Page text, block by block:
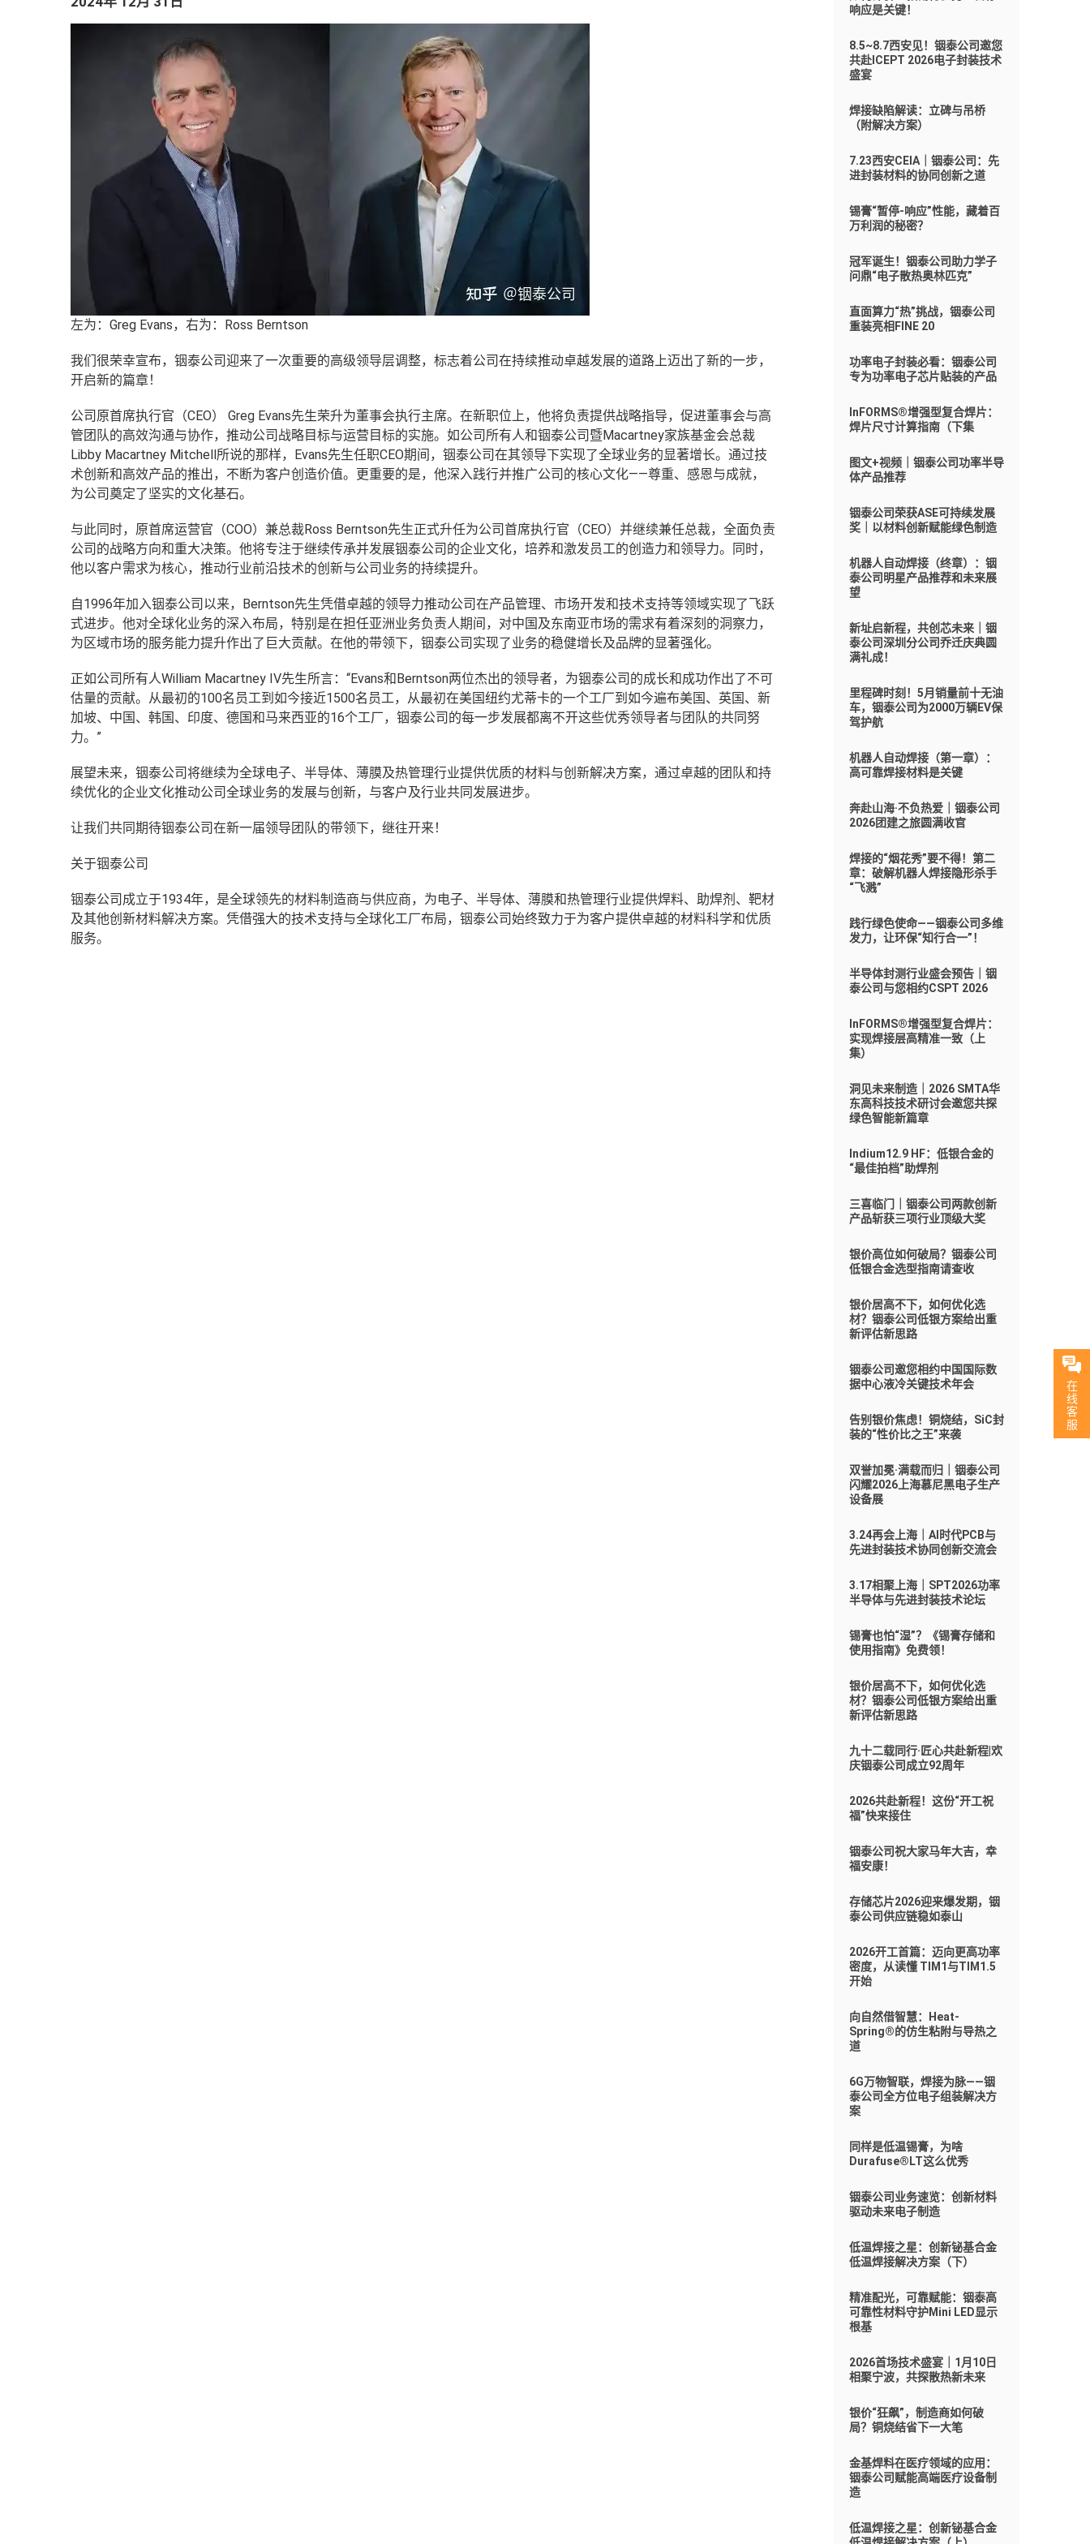
在
线
客
服
左为：Greg Evans，右为：Ross Berntson
我们很荣幸宣布，铟泰公司迎来了一次重要的高级领导层调整，标志着公司在持续推动卓越发展的道路上迈出了新的一步，
开启新的篇章！
公司原首席执行官（CEO） Greg Evans先生荣升为董事会执行主席。在新职位上，他将负责提供战略指导，促进董事会与高
管团队的高效沟通与协作，推动公司战略目标与运营目标的实施。如公司所有人和铟泰公司暨Macartney家族基金会总裁
Libby Macartney Mitchell所说的那样，Evans先生任职CEO期间，铟泰公司在其领导下实现了全球业务的显著增长。通过技
术创新和高效产品的推出，不断为客户创造价值。更重要的是，他深入践行并推广公司的核心文化——尊重、感恩与成就，
为公司奠定了坚实的文化基石。
与此同时，原首席运营官（COO）兼总裁Ross Berntson先生正式升任为公司首席执行官（CEO）并继续兼任总裁，全面负责
公司的战略方向和重大决策。他将专注于继续传承并发展铟泰公司的企业文化，培养和激发员工的创造力和领导力。同时，
他以客户需求为核心，推动行业前沿技术的创新与公司业务的持续提升。
自1996年加入铟泰公司以来，Berntson先生凭借卓越的领导力推动公司在产品管理、市场开发和技术支持等领域实现了飞跃
式进步。他对全球化业务的深入布局，特别是在担任亚洲业务负责人期间，对中国及东南亚市场的需求有着深刻的洞察力，
为区域市场的服务能力提升作出了巨大贡献。在他的带领下，铟泰公司实现了业务的稳健增长及品牌的显著强化。
正如公司所有人William Macartney IV先生所言：“Evans和Berntson两位杰出的领导者，为铟泰公司的成长和成功作出了不可
估量的贡献。从最初的100名员工到如今接近1500名员工，从最初在美国纽约尤蒂卡的一个工厂到如今遍布美国、英国、新
加坡、中国、韩国、印度、德国和马来西亚的16个工厂，铟泰公司的每一步发展都离不开这些优秀领导者与团队的共同努
力。”
展望未来，铟泰公司将继续为全球电子、半导体、薄膜及热管理行业提供优质的材料与创新解决方案，通过卓越的团队和持
续优化的企业文化推动公司全球业务的发展与创新，与客户及行业共同发展进步。
让我们共同期待铟泰公司在新一届领导团队的带领下，继往开来！
关于铟泰公司
铟泰公司成立于1934年，是全球领先的材料制造商与供应商，为电子、半导体、薄膜和热管理行业提供焊料、助焊剂、靶材
及其他创新材料解决方案。凭借强大的技术支持与全球化工厂布局，铟泰公司始终致力于为客户提供卓越的材料科学和优质
服务。
响应是关键！
8.5~8.7西安见！铟泰公司邀您
共赴ICEPT 2026电子封装技术
盛宴
焊接缺陷解读：立碑与吊桥
（附解决方案）
7.23西安CEIA｜铟泰公司：先
进封装材料的协同创新之道
锡膏“暂停-响应”性能，藏着百
万利润的秘密？
冠军诞生！铟泰公司助力学子
问鼎“电子散热奥林匹克”
直面算力“热”挑战，铟泰公司
重装亮相FINE 20
功率电子封装必看：铟泰公司
专为功率电子芯片贴装的产品
InFORMS®增强型复合焊片：
焊片尺寸计算指南（下集
图文+视频｜铟泰公司功率半导
体产品推荐
铟泰公司荣获ASE可持续发展
奖｜以材料创新赋能绿色制造
机器人自动焊接（终章）：铟
泰公司明星产品推荐和未来展
望
新址启新程，共创芯未来｜铟
泰公司深圳分公司乔迁庆典圆
满礼成！
里程碑时刻！5月销量前十无油
车，铟泰公司为2000万辆EV保
驾护航
机器人自动焊接（第一章）：
高可靠焊接材料是关键
奔赴山海·不负热爱｜铟泰公司
2026团建之旅圆满收官
焊接的“烟花秀”要不得！第二
章：破解机器人焊接隐形杀手
“飞溅”
践行绿色使命——铟泰公司多维
发力，让环保“知行合一”！
半导体封测行业盛会预告｜铟
泰公司与您相约CSPT 2026
InFORMS®增强型复合焊片：
实现焊接层高精准一致（上
集）
洞见未来制造｜2026 SMTA华
东高科技技术研讨会邀您共探
绿色智能新篇章
Indium12.9 HF：低银合金的
“最佳拍档”助焊剂
三喜临门｜铟泰公司两款创新
产品斩获三项行业顶级大奖
银价高位如何破局？铟泰公司
低银合金选型指南请查收
银价居高不下，如何优化选
材？铟泰公司低银方案给出重
新评估新思路
铟泰公司邀您相约中国国际数
据中心液冷关键技术年会
告别银价焦虑！铜烧结，SiC封
装的“性价比之王”来袭
双誉加冕·满载而归｜铟泰公司
闪耀2026上海慕尼黑电子生产
设备展
3.24再会上海｜AI时代PCB与
先进封装技术协同创新交流会
3.17相聚上海｜SPT2026功率
半导体与先进封装技术论坛
锡膏也怕“湿”？《锡膏存储和
使用指南》免费领！
银价居高不下，如何优化选
材？铟泰公司低银方案给出重
新评估新思路
九十二载同行·匠心共赴新程|欢
庆铟泰公司成立92周年
2026共赴新程！这份“开工祝
福”快来接住
铟泰公司祝大家马年大吉，幸
福安康！
存储芯片2026迎来爆发期，铟
泰公司供应链稳如泰山
2026开工首篇：迈向更高功率
密度，从读懂 TIM1与TIM1.5
开始
向自然借智慧：Heat-
Spring®的仿生粘附与导热之
道
6G万物智联，焊接为脉——铟
泰公司全方位电子组装解决方
案
同样是低温锡膏，为啥
Durafuse®LT这么优秀
铟泰公司业务速览：创新材料
驱动未来电子制造
低温焊接之星：创新铋基合金
低温焊接解决方案（下）
精准配光，可靠赋能：铟泰高
可靠性材料守护Mini LED显示
根基
2026首场技术盛宴｜1月10日
相聚宁波，共探散热新未来
银价“狂飙”，制造商如何破
局？铜烧结省下一大笔
金基焊料在医疗领域的应用：
铟泰公司赋能高端医疗设备制
造
低温焊接之星：创新铋基合金